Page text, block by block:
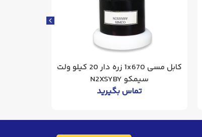
کابل مسی 1x670 زره دار 20 کیلو ولت
سیمکو N2XSYBY
تماس بگیرید